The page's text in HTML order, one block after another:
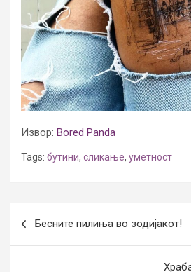
Извор: Bored Panda
Tags: бутини, сликање, уметност
Бесните пилиња во зодијакот!